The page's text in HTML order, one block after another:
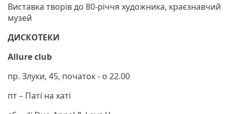
Виставка творів до 80-річчя художника, краєзнавчий
музей
ДИСКОТЕКИ
Allure club
пр. Злуки, 45, початок - о 22.00
пт – Паті на хаті